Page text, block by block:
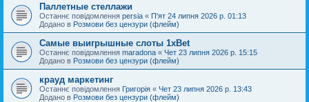
Паллетные стеллажи
Останнє повідомлення persia « П'ят 24 липня 2026 р. 01:13
Додано в Розмови без цензури (флейм)
Самые выигрышные слоты 1xBet
Останнє повідомлення maradona « Чет 23 липня 2026 р. 15:15
Додано в Розмови без цензури (флейм)
крауд маркетинг
Останнє повідомлення Григорія « Чет 23 липня 2026 р. 13:43
Додано в Розмови без цензури (флейм)